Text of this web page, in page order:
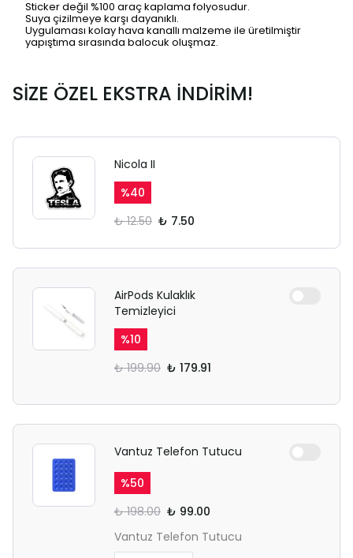
Sticker değil %100 araç kaplama folyosudur.
Suya çizilmeye karşı dayanıklı.
Uygulaması kolay hava kanallı malzeme ile üretilmiştir
yapıştıma sırasında balocuk oluşmaz.
SİZE ÖZEL EKSTRA İNDİRİM!
Nicola II
%40
₺ 12.50 ₺ 7.50
AirPods Kulaklık
Temizleyici
%10
₺ 199.90 ₺ 179.91
Vantuz Telefon Tutucu
%50
₺ 198.00 ₺ 99.00
Vantuz Telefon Tutucu